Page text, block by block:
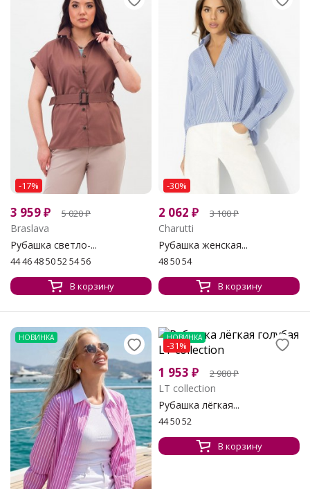
-17%
3 959₽ 5 020₽
Braslava
Рубашка светло-...
44 46 48 50 52 54 56
В корзину
-30%
2 062 ₽ 3 100₽
Charutti
Рубашка женская...
48 50 54
В корзину
НОВИНКА НОВИНКА
-31%
1 953 ₽ 2 980₽
LT collection
Рубашка лёгкая...
44 50 52
В корзину